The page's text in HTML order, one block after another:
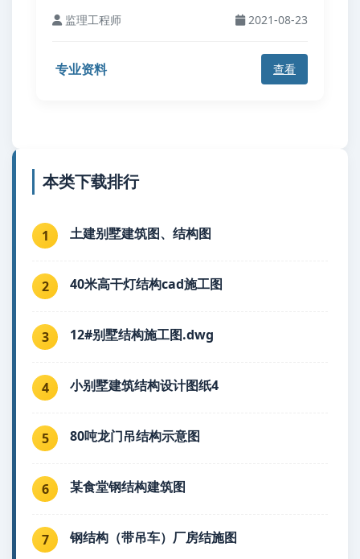
监理工程师 2021-08-23
专业资料 查看
本类下载排行
1 土建别墅建筑图、结构图
2 40米高干灯结构cad施工图
3 12#别墅结构施工图.dwg
4 小别墅建筑结构设计图纸4
5 80吨龙门吊结构示意图
6 某食堂钢结构建筑图
7 钢结构（带吊车）厂房结施图